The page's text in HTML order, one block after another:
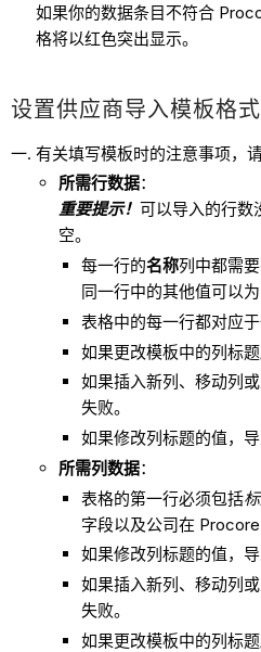
如果你的数据条目不符合
格将以红色突出显示。
设置供应商导入模板格式
有关填写模板时的注意事项，请
所需行数据：
重要提示！ 可以导入的行数
空。
每一行的名称列中都需
同一行中的其他值可以为
表格中的每一行都对应于
如果更改模板中的列标
如果插入新列、移动列
失败。
如果修改列标题的值，导
所需列数据：
表格的第一行必须包括
字段以及公司在 Procore
如果修改列标题的值，导
如果插入新列、移动列
失败。
如果更改模板中的列标